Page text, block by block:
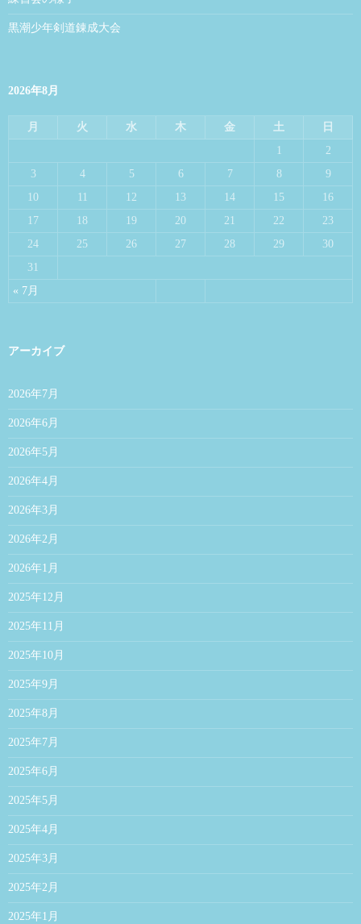
黒潮少年剣道錬成大会
2026年8月
月 火 水 木 金 土 日
« 7月
1
2
3
4 5 6 7 8
9
10
11 12 13 14 15
16
17
18 19 20 21 22
23
24
25 26 27 28 29
30
31
アーカイブ
2026年7月
2026年6月
2026年5月
2026年4月
2026年3月
2026年2月
2026年1月
2025年12月
2025年11月
2025年10月
2025年9月
2025年8月
2025年7月
2025年6月
2025年5月
2025年4月
2025年3月
2025年2月
2025年1月